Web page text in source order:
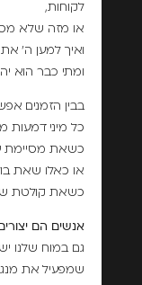
לקוחות,
או מזה שלא
ואיך למען ה'
ומתי כבר הוא
בבין הזמנים
כל מיני דמעות
כשאת מסיימת
או כאלו שאת
כשאת קולטת
אנשים הם
גם במוח שלנו
שמפעיל את